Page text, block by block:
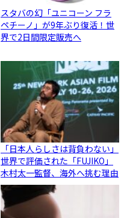
スタバの幻「ユニコーン フラ
ペチーノ」が9年ぶり復活！世
界で2日間限定販売へ
「日本人らしさは背負わない」
世界で評価された「FUJIKO」
木村太一監督、海外へ挑む理由